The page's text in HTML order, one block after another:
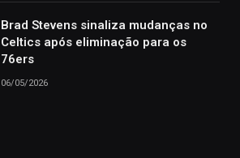
Brad Stevens sinaliza mudanças no
Celtics após eliminação para os
76ers
06/05/2026